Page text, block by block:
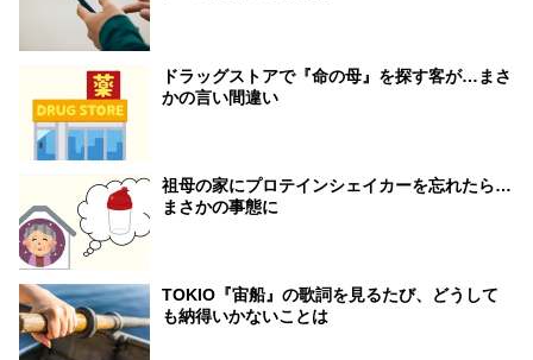
ドラッグストアで『命の母』を探す客が…まさ
かの言い間違い
祖母の家にプロテインシェイカーを忘れたら…
まさかの事態に
TOKIO『宙船』の歌詞を見るたび、どうして
も納得いかないことは